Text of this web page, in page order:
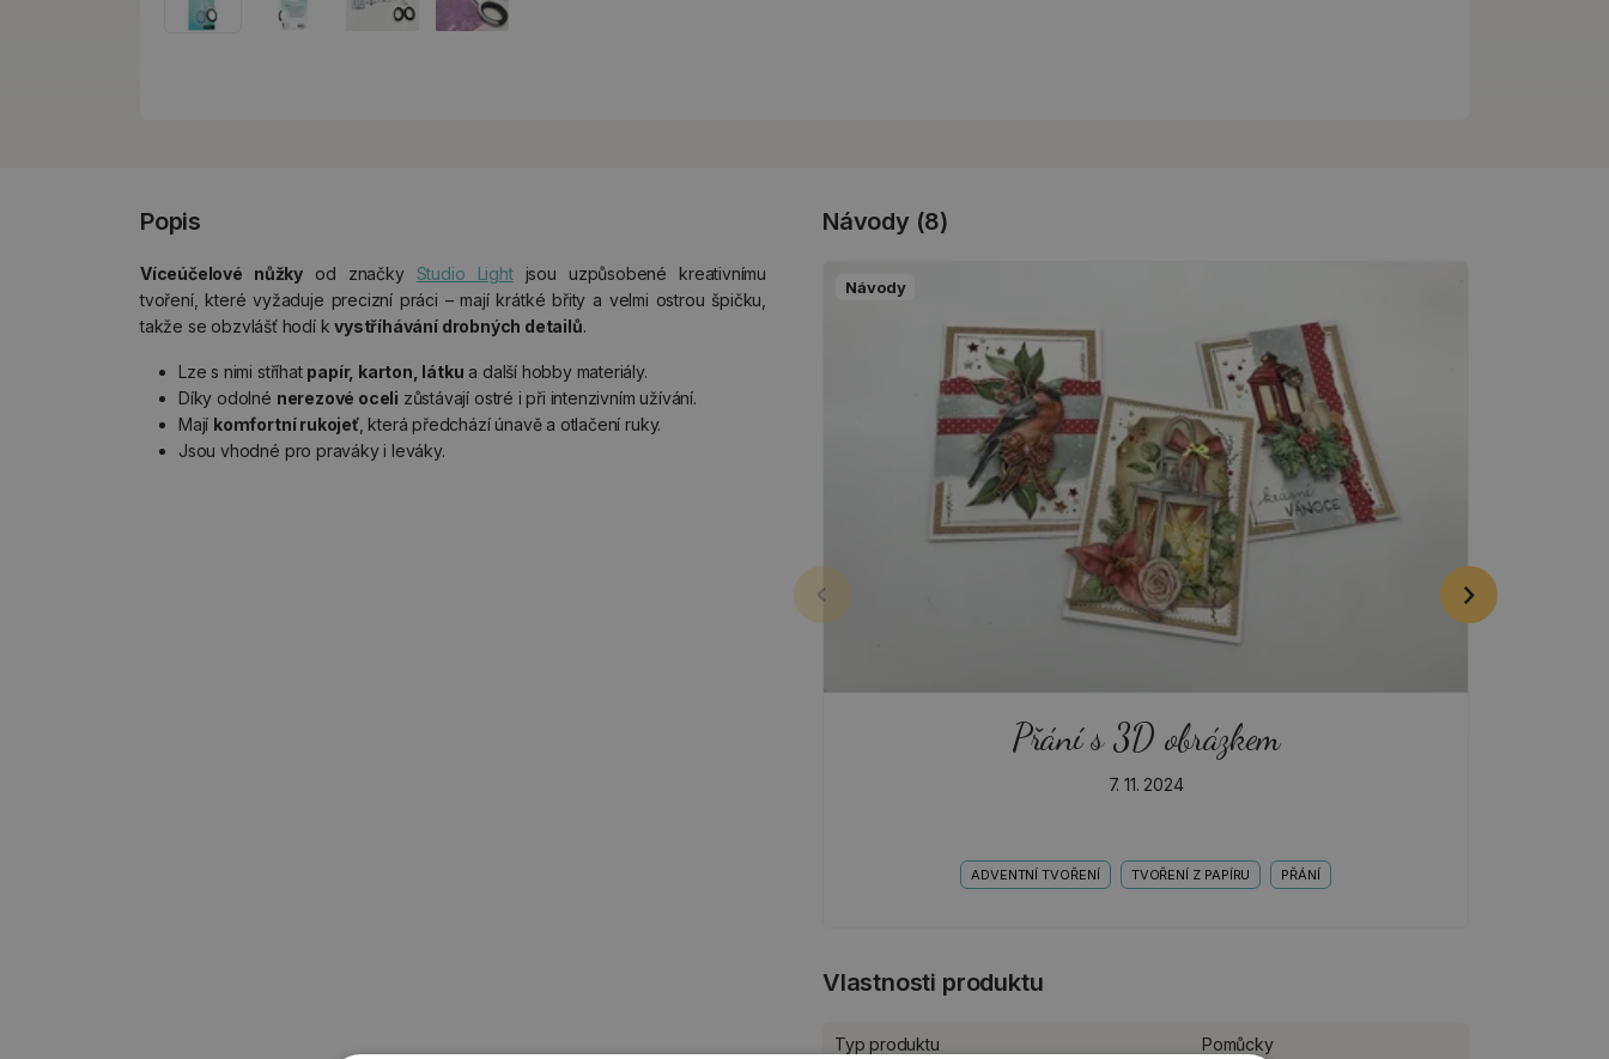
Popis
Víceúčelové nůžky od značky Studio Lightjsou uzpůsobené kreativnímu
tvoření, které vyžaduje precizní práci – mají krátké břity a velmi ostrou špičku,
takže se obzvlášť hodí kvystříhávání drobných detailů.
Lze s nimi stříhat papír, karton, látku a další hobby materiály.
Díky odolné nerezové oceli zůstávají ostré i při intenzivním užívání.
Mají komfortní rukojeť, která předchází únavě a otlačení ruky.
Jsou vhodné pro praváky i leváky.
Návody (8)
Návody
Přání s 3D obrázkem
7. 11. 2024
ADVENTNÍ TVOŘENÍ TVOŘENÍ Z PAPÍRU PŘÁNÍ
Vlastnosti produktu
Typ produktu Pomůcky